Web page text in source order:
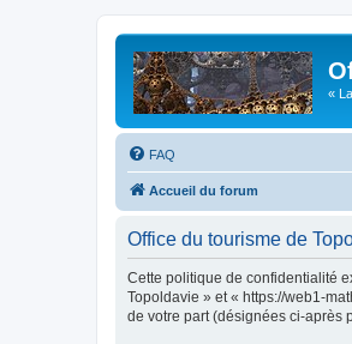
«
FAQ
Accueil du forum
Office du tourisme de
Cette politique de confidentialité
Topoldavie » et « https://web1-
de votre part (désignées ci-après